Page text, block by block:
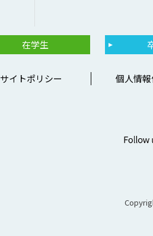
在学生
サイトポリシー 個人情